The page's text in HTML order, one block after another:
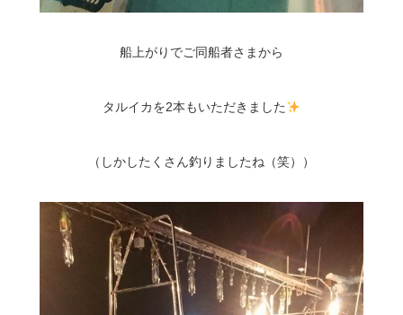
船上がりでご同船者さまから
タルイカを2本もいただきました
（しかしたくさん釣りましたね（笑））